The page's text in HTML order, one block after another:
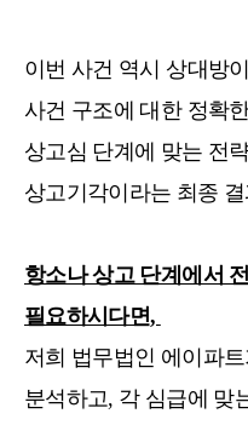
이번 사건 역시 상대방
사건 구조에 대한 정확
상고심 단계에 맞는 전
상고기각이라는 최종
항소나 상고 단계에서
필요하시다면,
저희 법무법인 에이파
분석하고, 각 심급에 맞